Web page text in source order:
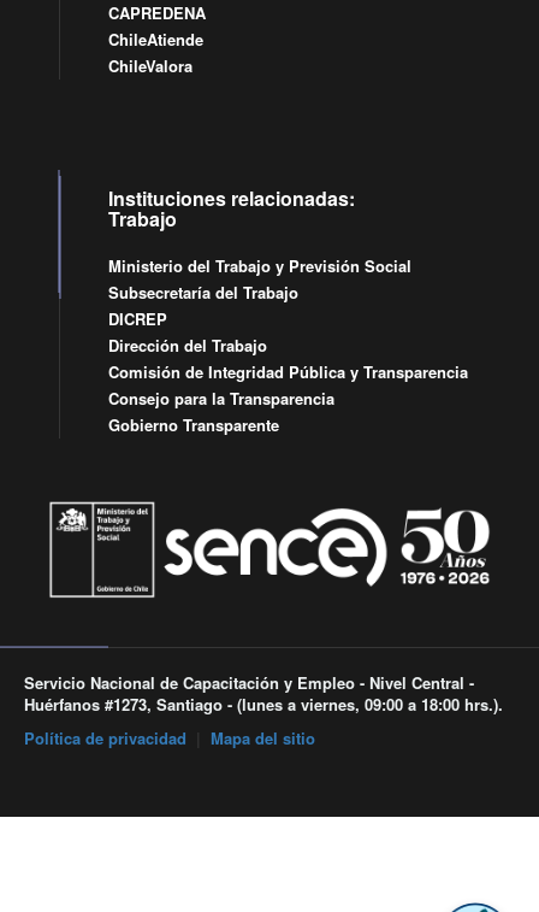
CAPREDENA
ChileAtiende
ChileValora
Instituciones relacionadas:
Trabajo
Ministerio del Trabajo y Previsión Social
Subsecretaría del Trabajo
DICREP
Dirección del Trabajo
Comisión de Integridad Pública y Transparencia
Consejo para la Transparencia
Gobierno Transparente
Servicio Nacional de Capacitación y Empleo - Nivel Central -
Huérfanos #1273, Santiago - (lunes a viernes, 09:00 a 18:00 hrs.).
Política de privacidad
Mapa del sitio